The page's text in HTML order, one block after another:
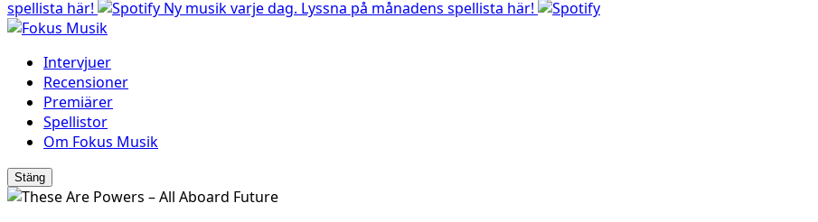
spellista här!
Ny musik varje dag. Lyssna på månadens spellista här!
Intervjuer
Recensioner
Premiärer
Spellistor
Om Fokus Musik
Stäng